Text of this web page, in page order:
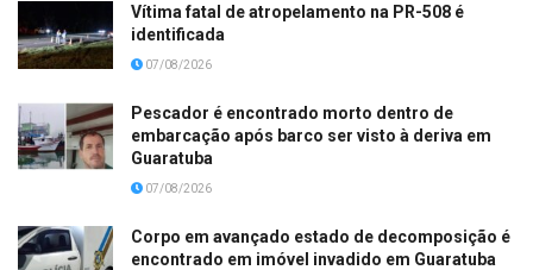
Vítima fatal de atropelamento na PR-508 é
identificada
07/08/2026
Pescador é encontrado morto dentro de
embarcação após barco ser visto à deriva em
Guaratuba
07/08/2026
Corpo em avançado estado de decomposição é
encontrado em imóvel invadido em Guaratuba